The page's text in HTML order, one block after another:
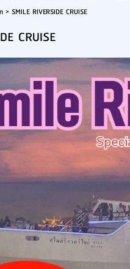
> SMILE RIVERSIDE CRUISE
CRUISE